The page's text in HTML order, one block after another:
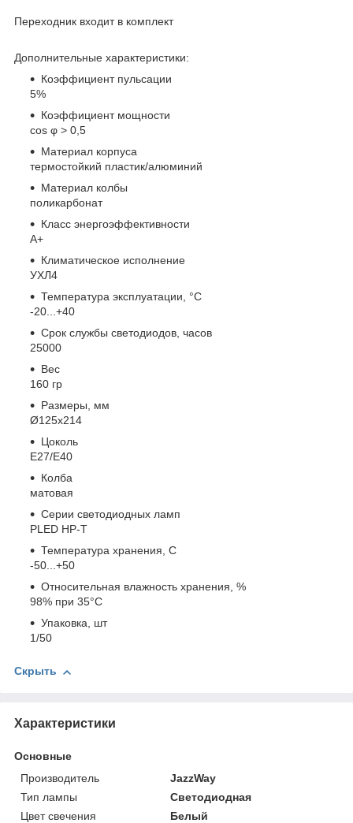
Переходник входит в комплект
Дополнительные характеристики:
Коэффициент пульсации
5%
Коэффициент мощности
cos φ > 0,5
Материал корпуса
термостойкий пластик/алюминий
Материал колбы
поликарбонат
Класс энергоэффективности
A+
Климатическое исполнение
УХЛ4
Температура эксплуатации, °С
-20...+40
Срок службы светодиодов, часов
25000
Вес
160 гр
Размеры, мм
Ø125х214
Цоколь
E27/E40
Колба
матовая
Серии светодиодных ламп
PLED HP-T
Температура хранения, C
-50...+50
Относительная влажность хранения, %
98% при 35°С
Упаковка, шт
1/50
Скрыть
Характеристики
Основные
Производитель
JazzWay
Тип лампы
Светодиодная
Цвет свечения
Белый